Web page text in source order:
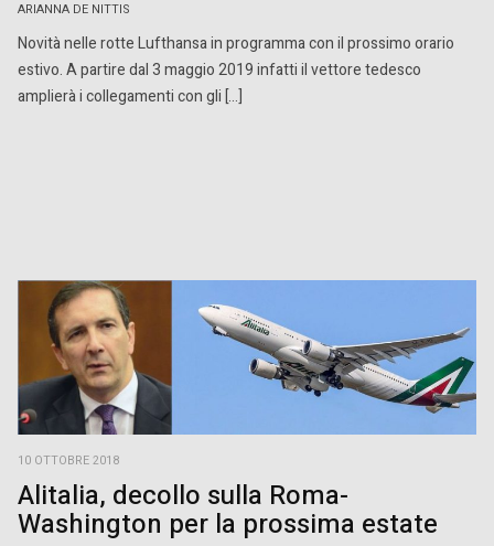
ARIANNA DE NITTIS
Novità nelle rotte Lufthansa in programma con il prossimo orario
estivo. A partire dal 3 maggio 2019 infatti il vettore tedesco
amplierà i collegamenti con gli […]
10 OTTOBRE 2018
Alitalia, decollo sulla Roma-
Washington per la prossima estate